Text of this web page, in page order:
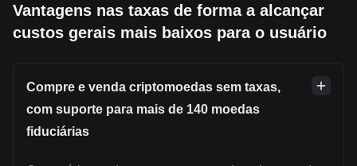
Vantagens nas taxas de forma a alcançar
custos gerais mais baixos para o usuário
Compre e venda criptomoedas sem taxas,
com suporte para mais de 140 moedas
fiduciárias